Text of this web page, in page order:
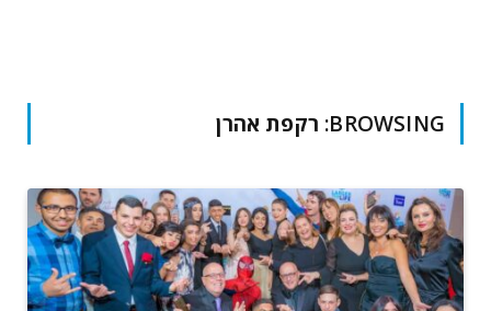
BROWSING: רקפת אהרן